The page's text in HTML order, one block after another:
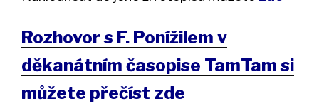
Rozhovor s F. Ponížilem v
děkanátním časopise TamTam si
můžete přečíst zde